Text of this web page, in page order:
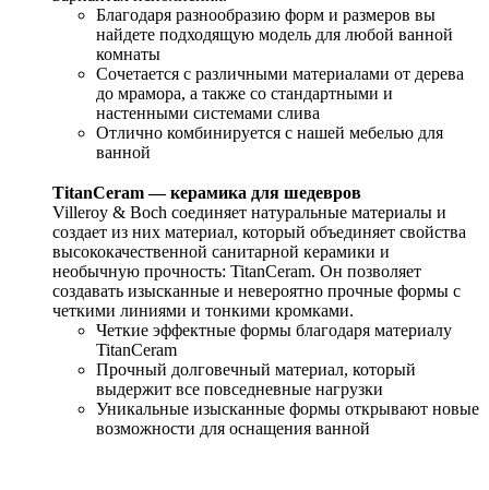
Благодаря разнообразию форм и размеров вы
найдете подходящую модель для любой ванной
комнаты
Сочетается с различными материалами от дерева
до мрамора, а также со стандартными и
настенными системами слива
Отлично комбинируется с нашей мебелью для
ванной
TitanCeram — керамика для шедевров
Villeroy & Boch соединяет натуральные материалы и
создает из них материал, который объединяет свойства
высококачественной санитарной керамики и
необычную прочность: TitanCeram. Он позволяет
создавать изысканные и невероятно прочные формы с
четкими линиями и тонкими кромками.
Четкие эффектные формы благодаря материалу
TitanCeram
Прочный долговечный материал, который
выдержит все повседневные нагрузки
Уникальные изысканные формы открывают новые
возможности для оснащения ванной